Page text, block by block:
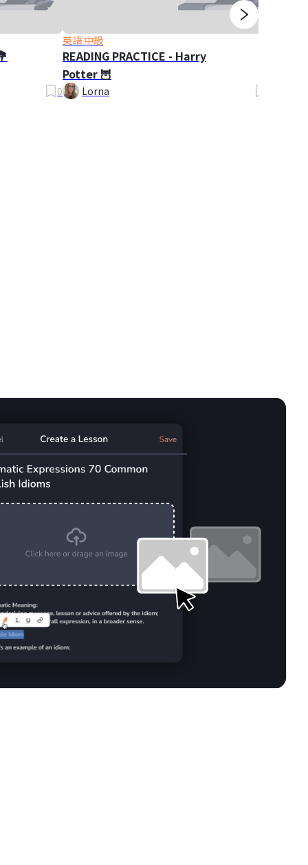
0
英語 中級
READING PRACTICE - Harry
Potter 🦉
Lorna